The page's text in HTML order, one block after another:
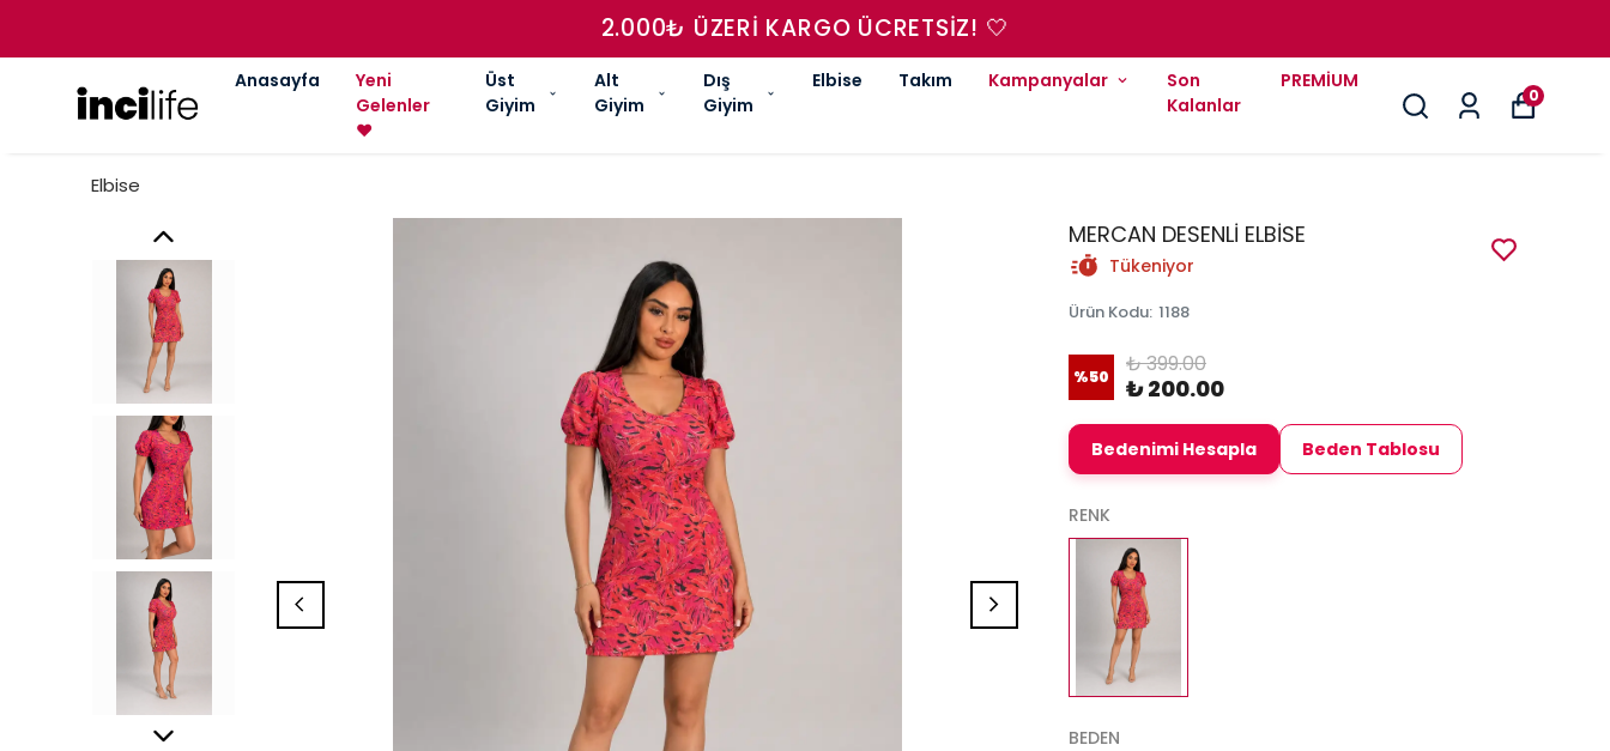
2.000₺ ÜZERI KARGO ÜCRETSIZ! 🤍
Anasayfa
Yeni
Gelenler
❤️
Üst
Giyim
Alt
Giyim
Dış
Giyim
Elbise Takım Kampanyalar
Son
Kalanlar
PREMİUM
0
Elbise
MERCAN DESENLİ ELBİSE
Tükeniyor
Ürün Kodu: 1188
%50 ₺ 399.00
₺ 200.00
Bedenimi Hesapla Beden Tablosu
RENK
BEDEN